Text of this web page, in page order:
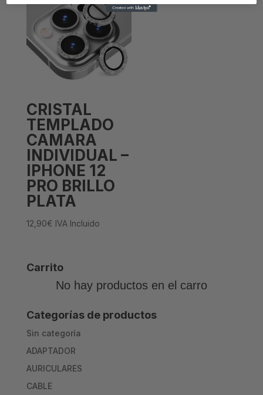
CRISTAL
TEMPLADO
CAMARA
INDIVIDUAL –
IPHONE 12
PRO BRILLO
PLATA
12,90€ IVA Incluido
Carrito
No hay productos en el carro
Categorías de productos
Sin categoría
ADAPTADOR
AURICULARES
CABLE